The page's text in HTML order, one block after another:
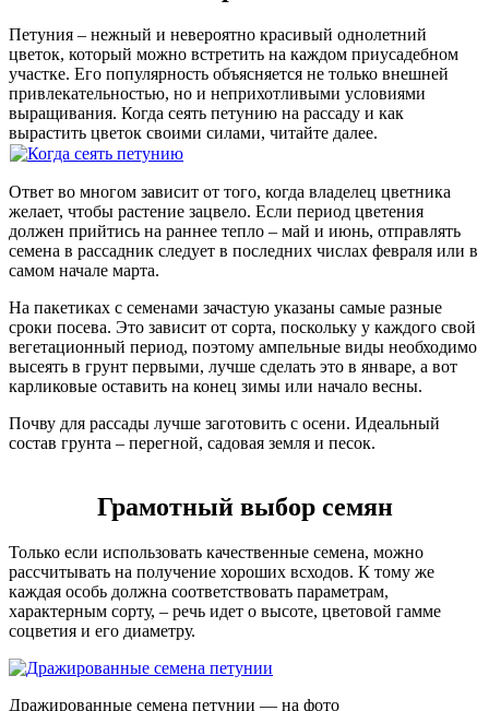
Петуния – нежный и невероятно красивый однолетний
цветок, который можно встретить на каждом приусадебном
участке. Его популярность объясняется не только внешней
привлекательностью, но и неприхотливыми условиями
выращивания. Когда сеять петунию на рассаду и как
вырастить цветок своими силами, читайте далее.
Ответ во многом зависит от того, когда владелец цветника
желает, чтобы растение зацвело. Если период цветения
должен прийтись на раннее тепло – май и июнь, отправлять
семена в рассадник следует в последних числах февраля или в
самом начале марта.
На пакетиках с семенами зачастую указаны самые разные
сроки посева. Это зависит от сорта, поскольку у каждого свой
вегетационный период, поэтому ампельные виды необходимо
высеять в грунт первыми, лучше сделать это в январе, а вот
карликовые оставить на конец зимы или начало весны.
Почву для рассады лучше заготовить с осени. Идеальный
состав грунта – перегной, садовая земля и песок.
Грамотный выбор семян
Только если использовать качественные семена, можно
рассчитывать на получение хороших всходов. К тому же
каждая особь должна соответствовать параметрам,
характерным сорту, – речь идет о высоте, цветовой гамме
соцветия и его диаметру.
Дражированные семена петунии — на фото